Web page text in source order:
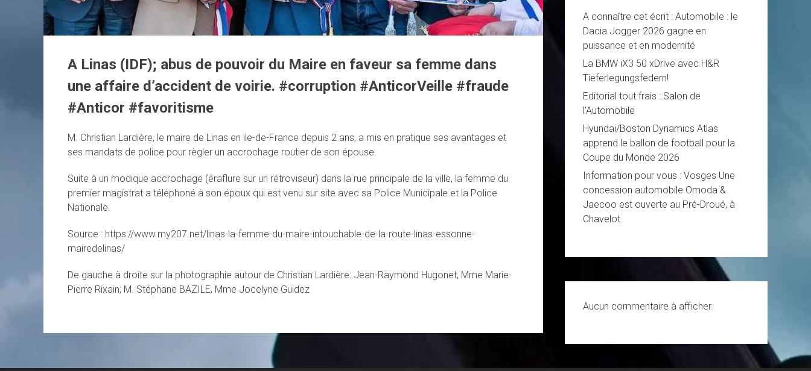
A Linas (IDF); abus de pouvoir du Maire en faveur sa femme dans
une affaire d’accident de voirie. #corruption #AnticorVeille #fraude
#Anticor #favoritisme
M. Christian Lardière, le maire de Linas en ile-de-France depuis 2 ans, a mis en pratique ses avantages et
ses mandats de police pour règler un accrochage routier de son épouse.
Suite à un modique accrochage (éraflure sur un rétroviseur) dans la rue principale de la ville, la femme du
premier magistrat a téléphoné à son époux qui est venu sur site avec sa Police Municipale et la Police
Nationale.
Source : https://www.my207.net/linas-la-femme-du-maire-intouchable-de-la-route-linas-essonne-
mairedelinas/
De gauche à droite sur la photographie autour de Christian Lardière: Jean-Raymond Hugonet, Mme Marie-
Pierre Rixain, M. Stéphane BAZILE, Mme Jocelyne Guidez
A connaître cet écrit : Automobile : le
Dacia Jogger 2026 gagne en
puissance et en modernité
La BMW iX3 50 xDrive avec H&R
Tieferlegungsfedern!
Editorial tout frais : Salon de
l’Automobile
Hyundai/Boston Dynamics Atlas
apprend le ballon de football pour la
Coupe du Monde 2026
Information pour vous : Vosges Une
concession automobile Omoda &
Jaecoo est ouverte au Pré-Droué, à
Chavelot
Aucun commentaire à afficher.